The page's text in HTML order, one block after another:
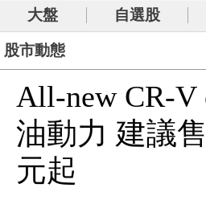
大盤 自選股
股市動態
All-new CR-V
油動力 建議
元起